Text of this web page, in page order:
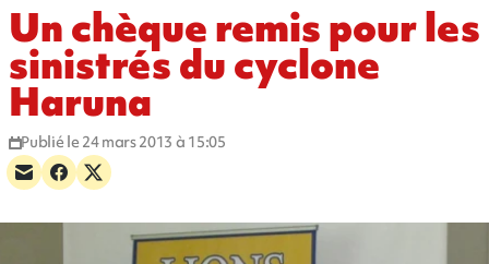
Un chèque remis pour les
sinistrés du cyclone
Haruna
Publié le 24 mars 2013 à 15:05